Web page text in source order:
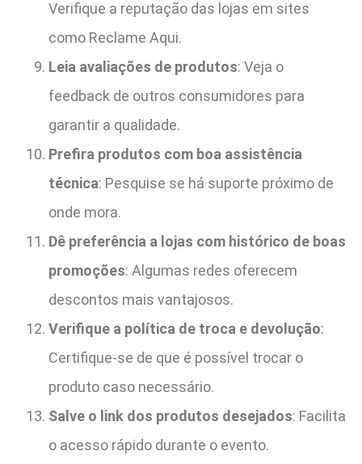
Verifique a reputação das lojas em sites
como Reclame Aqui.
Leia avaliações de produtos: Veja o
feedback de outros consumidores para
garantir a qualidade.
Prefira produtos com boa assistência
técnica: Pesquise se há suporte próximo de
onde mora.
Dê preferência a lojas com histórico de boas
promoções: Algumas redes oferecem
descontos mais vantajosos.
Verifique a política de troca e devolução:
Certifique-se de que é possível trocar o
produto caso necessário.
Salve o link dos produtos desejados: Facilita
o acesso rápido durante o evento.